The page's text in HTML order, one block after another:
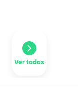
Ver todos